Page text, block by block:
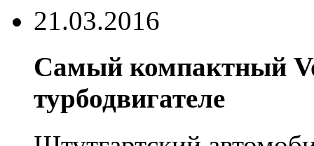
21.03.2016
Самый компактный
турбодвигателе